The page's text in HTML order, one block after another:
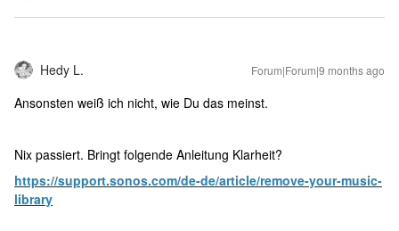
Hedy L. Forum|Forum|9 months ago
Ansonsten weiß ich nicht, wie Du das meinst.
Nix passiert. Bringt folgende Anleitung Klarheit?
https://support.sonos.com/de-de/article/remove-your-music-
library